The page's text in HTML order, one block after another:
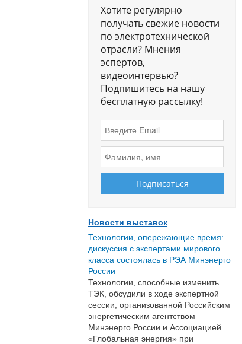
Хотите регулярно
получать свежие новости
по электротехнической
отрасли? Мнения
эспертов,
видеоинтервью?
Подпишитесь на нашу
бесплатную рассылку!
Новости выставок
Технологии, опережающие время:
дискуссия с экспертами мирового
класса состоялась в РЭА Минэнерго
России
Технологии, способные изменить
ТЭК, обсудили в ходе экспертной
сессии, организованной Российским
энергетическим агентством
Минэнерго России и Ассоциацией
«Глобальная энергия» при